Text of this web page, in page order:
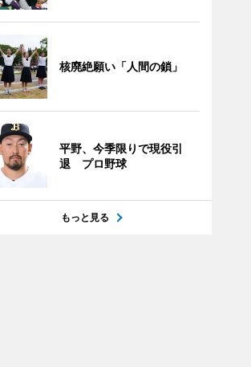
核廃絶願い「人間の鎖」
平野、今季限りで現役引
退 プロ野球
もっと見る